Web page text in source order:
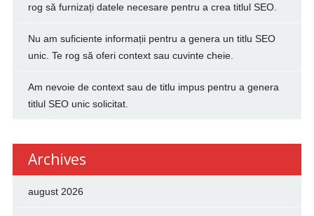
rog să furnizați datele necesare pentru a crea titlul SEO.
Nu am suficiente informații pentru a genera un titlu SEO
unic. Te rog să oferi context sau cuvinte cheie.
Am nevoie de context sau de titlu impus pentru a genera
titlul SEO unic solicitat.
Archives
august 2026